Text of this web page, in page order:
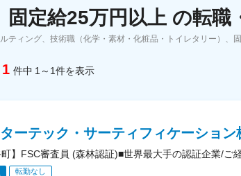
ーエージェントサービス コラム・イン
転職Q&A
固定給25万円以上 の転職
ティング、技術職（化学・素材・化粧品・トイレタリー）、
1 件中 1～1件を表示
ーテック・サーティフィケーション
町】FSC審査員 (森林認証)■世界最大手の認証企業/
転勤なし